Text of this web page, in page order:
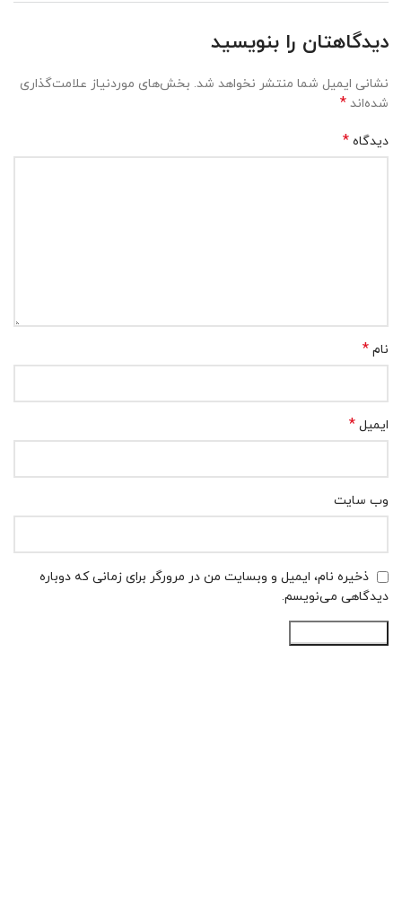
دیدگاهتان را بنویسید
نشانی ایمیل شما منتشر نخواهد شد. بخش‌های موردنیاز علامت‌گذاری
شده‌اند *
دیدگاه *
نام *
ایمیل *
وب‌ سایت
ذخیره نام، ایمیل و وبسایت من در مرورگر برای زمانی که دوباره
دیدگاهی می‌نویسم.